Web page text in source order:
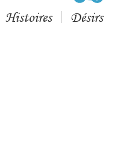
Histoires Désirs